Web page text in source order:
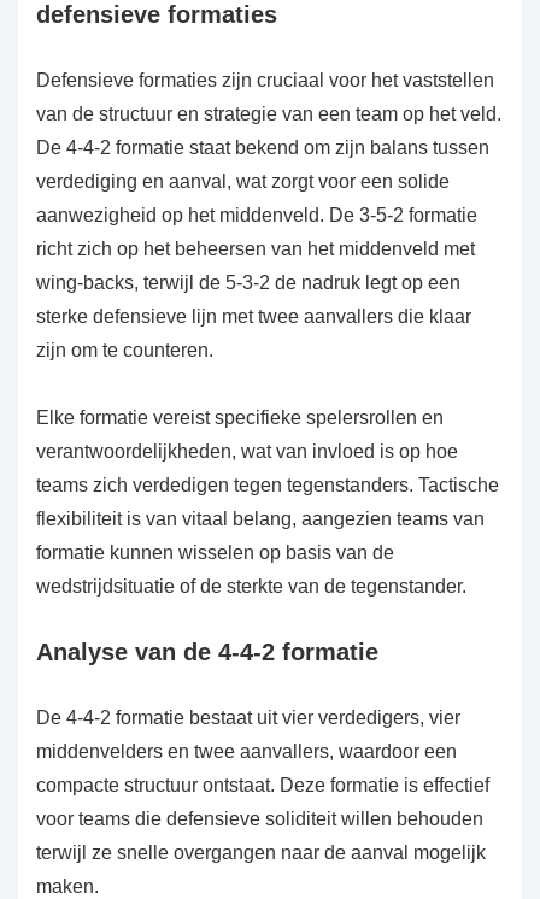
defensieve formaties
Defensieve formaties zijn cruciaal voor het vaststellen
van de structuur en strategie van een team op het veld.
De 4-4-2 formatie staat bekend om zijn balans tussen
verdediging en aanval, wat zorgt voor een solide
aanwezigheid op het middenveld. De 3-5-2 formatie
richt zich op het beheersen van het middenveld met
wing-backs, terwijl de 5-3-2 de nadruk legt op een
sterke defensieve lijn met twee aanvallers die klaar
zijn om te counteren.
Elke formatie vereist specifieke spelersrollen en
verantwoordelijkheden, wat van invloed is op hoe
teams zich verdedigen tegen tegenstanders. Tactische
flexibiliteit is van vitaal belang, aangezien teams van
formatie kunnen wisselen op basis van de
wedstrijdsituatie of de sterkte van de tegenstander.
Analyse van de 4-4-2 formatie
De 4-4-2 formatie bestaat uit vier verdedigers, vier
middenvelders en twee aanvallers, waardoor een
compacte structuur ontstaat. Deze formatie is effectief
voor teams die defensieve soliditeit willen behouden
terwijl ze snelle overgangen naar de aanval mogelijk
maken.